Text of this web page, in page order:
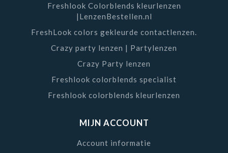
Freshlook Colorblends kleurlenzen
|LenzenBestellen.nl
FreshLook colors gekleurde contactlenzen.
Crazy party lenzen | Partylenzen
Crazy Party lenzen
Freshlook colorblends specialist
Freshlook colorblends kleurlenzen
MIJN ACCOUNT
Account informatie